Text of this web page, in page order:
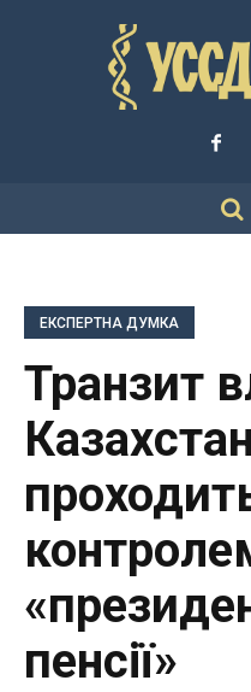
ЕКСПЕРТНА ДУМКА
Транзит
пенсії»